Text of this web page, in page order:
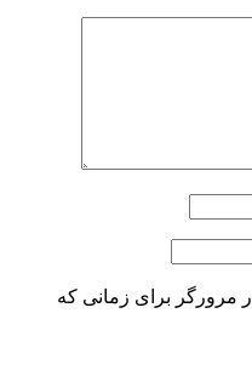
مرورگر برای زمانی که